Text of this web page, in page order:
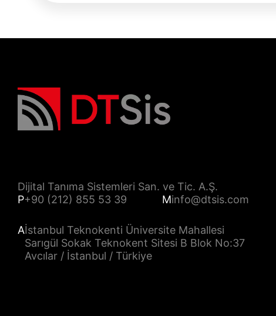
Dijital Tanıma Sistemleri San. ve Tic. A.Ş.
P+90 (212) 855 53 39 Minfo@dtsis.com
Aİstanbul Teknokenti Üniversite Mahallesi
Sarıgül Sokak Teknokent Sitesi B Blok No:37
Avcılar / İstanbul / Türkiye